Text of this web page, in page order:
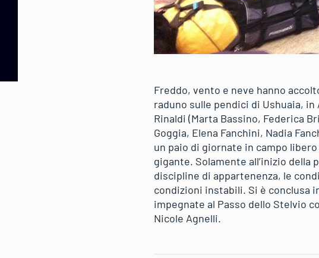
Freddo, vento e neve hanno
raduno sulle pendici di Ushuaia,
Rinaldi (Marta Bassino, Federica
Goggia, Elena Fanchini, Nadia
un paio di giornate in campo
gigante. Solamente all’inizio
discipline di appartenenza, le
condizioni instabili. Si è conclusa
impegnate al Passo dello Stelvio
Nicole Agnelli.